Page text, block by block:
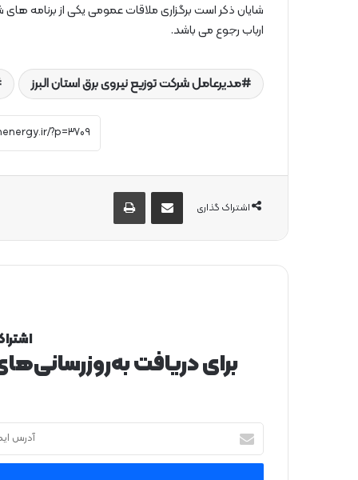
شایان ذکر است برگزاری ملاقات عمومی یکی از برنامه
ارباب رجوع می باشد.
مدیرعامل شركت توزیع نیروی برق استان البرز
اشتراک گذاری
از طریق ایمیل به اشتراک بگذارید
برای دریافت
آ
ر